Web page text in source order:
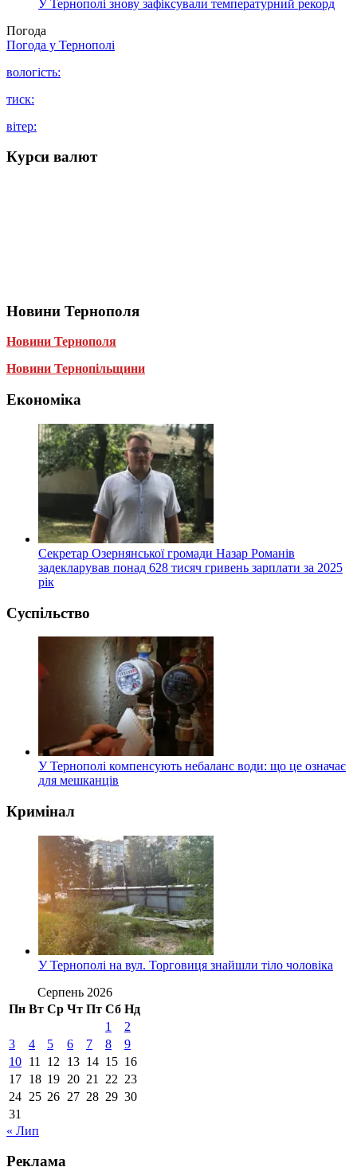
У Тернополі знову зафіксували температурний рекорд
Погода
Погода у Тернополі
вологість:
тиск:
вітер:
Курси валют
Новини Тернополя
Новини Тернополя
Новини Тернопільщини
Економіка
Секретар Озернянської громади Назар Романів
задекларував понад 628 тисяч гривень зарплати за 2025
рік
Суспільство
У Тернополі компенсують небаланс води: що це означає
для мешканців
Кримінал
У Тернополі на вул. Торговиця знайшли тіло чоловіка
Серпень 2026
Пн Вт Ср Чт Пт Сб Нд
1
2
3
4 5 6 7 8
9
10 11 12 13 14 15 16
17 18 19 20 21 22 23
24 25 26 27 28 29 30
31
« Лип
Реклама